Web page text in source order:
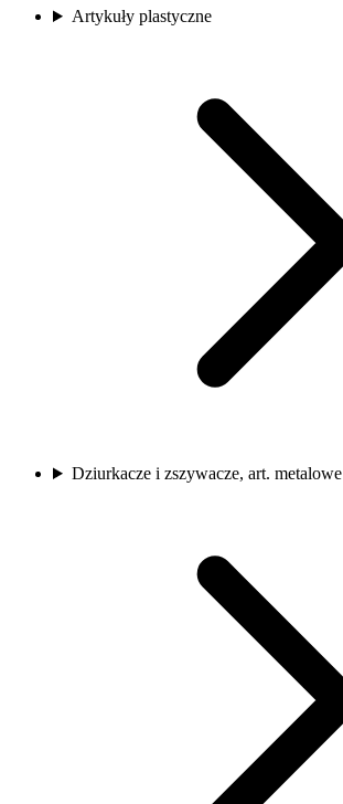
Artykuły plastyczne
Dziurkacze i zszywacze, art. metalowe